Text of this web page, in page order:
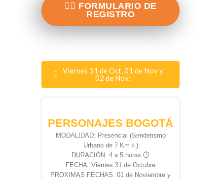
✍🏻️ FORMULARIO DE
REGISTRO
Viernes 31 de Oct, 01 de Nov y
02 de Nov:
PERSONAJES BOGOTÁ
MODALIDAD: Presencial (Senderismo
Urbano de 7 Km🚶)
DURACIÓN: 4 a 5 horas ⏱️
FECHA: Viernes 31 de Octubre
PROXIMAS FECHAS: 01 de Noviembre y